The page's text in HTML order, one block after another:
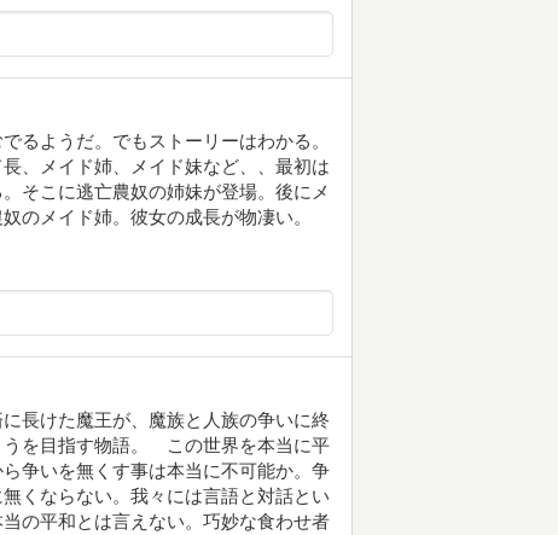
るようだ。でもストーリーはわかる。
、メイド姉、メイド妹など、、最初は
そこに逃亡農奴の姉妹が登場。後にメ
のメイド姉。彼女の成長が物凄い。
長けた魔王が、魔族と人族の争いに終
うを目指す物語。 この世界を本当に平
争いを無くす事は本当に不可能か。争
くならない。我々には言語と対話とい
の平和とは言えない。巧妙な食わせ者